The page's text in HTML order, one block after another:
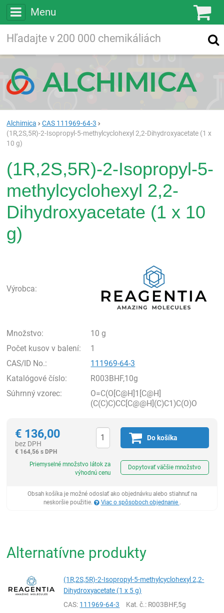
Menu
Vyhľadávanie
Alchimica
CAS 111969-64-3
(1R,2S,5R)-2-Isopropyl-5-methylcyclohexyl 2,2-Dihydroxyacetate (1 x
10 g)
(1R,2S,5R)-2-Isopropyl-5-
methylcyclohexyl 2,2-
Dihydroxyacetate (1 x 10
g)
Výrobca:
Množstvo:
10 g
Počet kusov v balení:
1
CAS/ID No.:
111969-64-3
Katalógové číslo:
R003BHF,10g
Súhrnný vzorec:
O=C(O[C@H]1[C@H]
(C(C)C)CC[C@@H](C)C1)C(O)O
€ 136,00
bez DPH
€ 164,56 s DPH
Do košíka
Priemyselné množstvo látok za
výhodnú cenu
Dopytovať väčšie množstvo
Obsah košíka je možné odoslať ako objednávku alebo stiahnuť na
neskoršie použitie.
Viac o spôsoboch objednanie .
Alternatívne produkty
(1R,2S,5R)-2-Isopropyl-5-methylcyclohexyl 2,2-
Dihydroxyacetate (1 x 5 g)
CAS: 111969-64-3 Kat. č.: R003BHF,5g